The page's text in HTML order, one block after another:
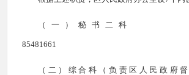
（一）秘
（二）综合科（负责区人民政